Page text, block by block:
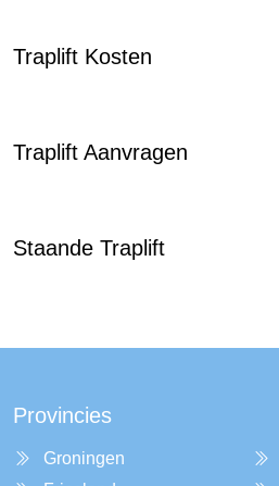
Traplift Kosten
Traplift Aanvragen
Staande Traplift
Provincies
Groningen